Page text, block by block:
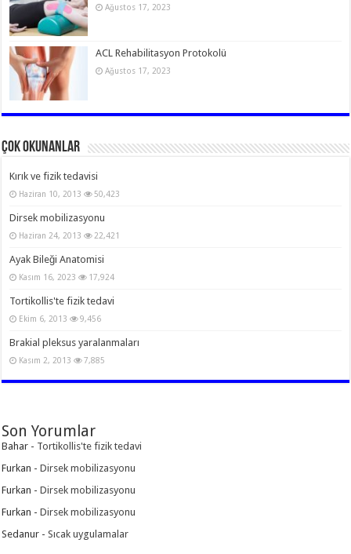
Ağustos 17, 2023
ACL Rehabilitasyon Protokolü
Ağustos 17, 2023
Çok Okunanlar
Kırık ve fizik tedavisi
Haziran 10, 2013 50,423
Dirsek mobilizasyonu
Haziran 24, 2013 22,421
Ayak Bileği Anatomisi
Kasım 16, 2023 17,924
Tortikollis'te fizik tedavi
Ekim 6, 2013 9,456
Brakial pleksus yaralanmaları
Kasım 2, 2013 7,885
Son Yorumlar
Bahar - Tortikollis'te fizik tedavi
Furkan -Dirsek mobilizasyonu
Furkan -Dirsek mobilizasyonu
Furkan -Dirsek mobilizasyonu
Sedanur -Sıcak uygulamalar